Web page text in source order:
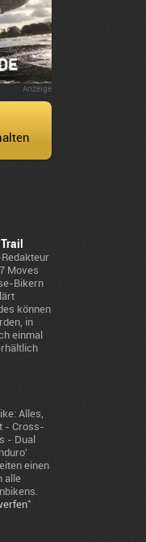
Anzeige
Redakteur
Moves
Bikern
können
in
einmal
Alles,
- Cross-
- Dual
einen
alle
*